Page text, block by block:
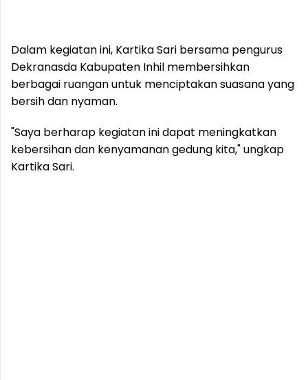
Dalam kegiatan ini, Kartika Sari bersama pengurus
Dekranasda Kabupaten Inhil membersihkan
berbagai ruangan untuk menciptakan suasana yang
bersih dan nyaman.
"Saya berharap kegiatan ini dapat meningkatkan
kebersihan dan kenyamanan gedung kita," ungkap
Kartika Sari.